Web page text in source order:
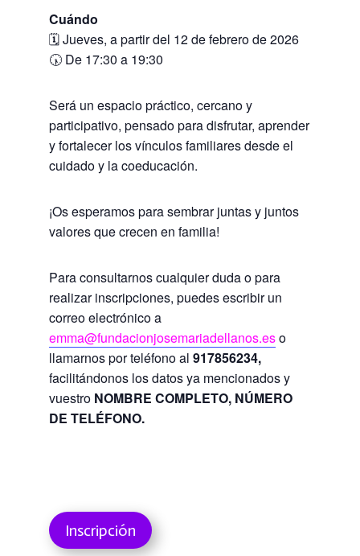
Cuándo
🗓 Jueves, a partir del 12 de febrero de 2026
🕠 De 17:30 a 19:30
Será un espacio práctico, cercano y
participativo, pensado para disfrutar, aprender
y fortalecer los vínculos familiares desde el
cuidado y la coeducación.
¡Os esperamos para sembrar juntas y juntos
valores que crecen en familia!
Para consultarnos cualquier duda o para
realizar inscripciones, puedes escribir un
correo electrónico a
emma@fundacionjosemariadellanos.eso
llamarnos por teléfono al 917856234,
facilitándonos los datos ya mencionados y
vuestro NOMBRE COMPLETO, NÚMERO
DE TELÉFONO.
Inscripción